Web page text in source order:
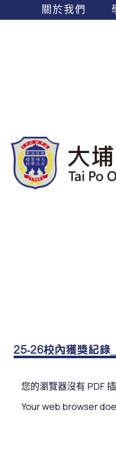
關於我們
25-26校內獲獎紀錄
您的瀏覽器沒有 PDF
Your web browser